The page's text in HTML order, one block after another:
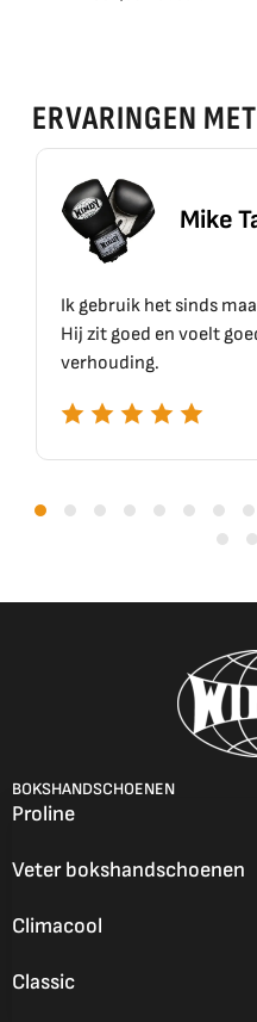
ERVARINGEN MET
Tang
en het bevalt me goed.
goed aan. Top prijs kwaliteit
BOKSHANDSCHOENEN
Proline
Veter bokshandschoenen
Climacool
Classic